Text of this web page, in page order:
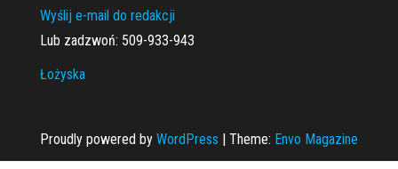
Wyślij e-mail do redakcji
Lub zadzwoń: 509-933-943
Łożyska
Proudly powered by WordPress | Theme: Envo Magazine